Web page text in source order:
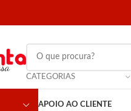
CATEGORIAS
APOIO AO CLIENTE